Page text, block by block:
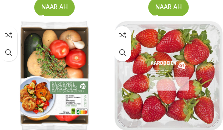
NAAR AH NAAR AH